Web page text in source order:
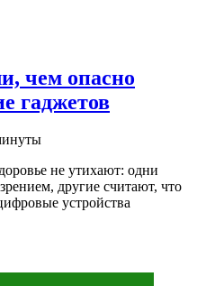
чем опасно
гаджетов
не утихают: одни
другие считают, что
устройства